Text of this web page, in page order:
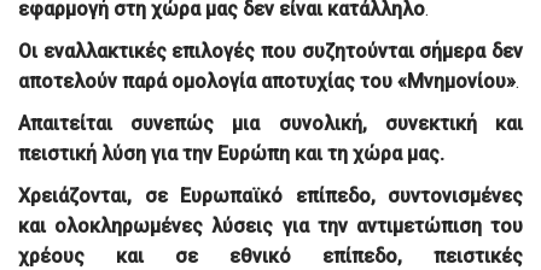
εφαρμογή στη χώρα μας δεν είναι κατάλληλο.
Οι εναλλακτικές επιλογές που συζητούνται σήμερα δεν
αποτελούν παρά ομολογία αποτυχίας του «Μνημονίου».
Απαιτείται συνεπώς μια συνολική, συνεκτική και
πειστική λύση για την Ευρώπη και τη χώρα μας.
Χρειάζονται, σε Ευρωπαϊκό επίπεδο, συντονισμένες
και ολοκληρωμένες λύσεις για την αντιμετώπιση του
χρέους και σε εθνικό επίπεδο, πειστικές